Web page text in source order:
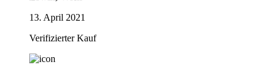
13. April 2021
Verifizierter Kauf